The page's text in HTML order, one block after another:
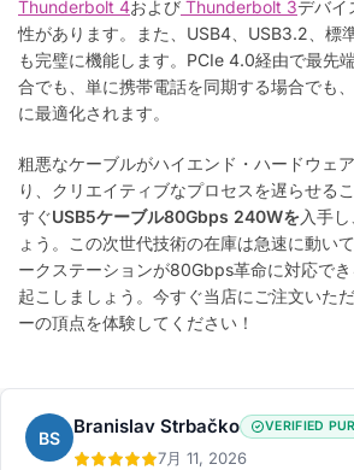
Thunderbolt 4および Thunderbolt 3デバイ
性があります。また、USB4、USB3.2、標
も完璧に機能します。PCIe 4.0経由で最先
合でも、単に携帯電話を同期する場合でも
に最適化されます。
粗悪なケーブルがハイエンド・ハードウェ
り、クリエイティブなプロセスを遅らせる
すぐUSB5ケーブル80Gbps 240Wを入手
ょう。この次世代技術の在庫は急速に動い
ークステーションが80Gbps革命に対応で
起こしましょう。今すぐ当店にご注文いた
ーの頂点を体験してください！
BS Branislav Strbačko VERIFIED
7月 11, 2026